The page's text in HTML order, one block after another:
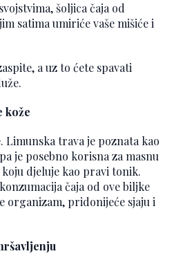
šoljica čaja od
satima umiriće vaše mišiće i
a uz to ćete spavati
kože
Limunska trava je poznata kao
je posebno korisna za masnu
djeluje kao pravi tonik.
čaja od ove biljke
organizam, pridonijeće sjaju i